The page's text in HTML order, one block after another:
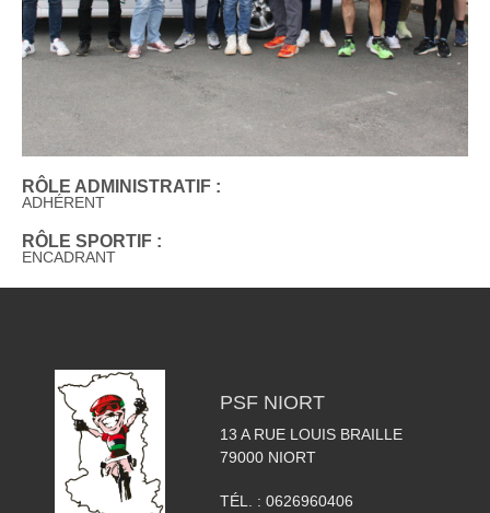
RÔLE ADMINISTRATIF :
ADHÉRENT
RÔLE SPORTIF :
ENCADRANT
PSF NIORT
13 A RUE LOUIS BRAILLE
79000 NIORT
TÉL. : 0626960406